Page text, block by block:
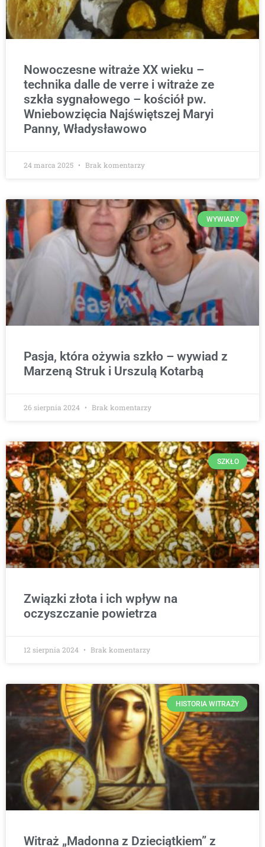
Nowoczesne witraże XX wieku –
technika dalle de verre i witraże ze
szkła sygnałowego – kościół pw.
Wniebowzięcia Najświętszej Maryi
Panny, Władysławowo
24 marca 2025 Brak komentarzy
WYWIADY
Pasja, która ożywia szkło – wywiad z
Marzeną Struk i Urszulą Kotarbą
26 sierpnia 2024 Brak komentarzy
SZKŁO
Związki złota i ich wpływ na
oczyszczanie powietrza
12 sierpnia 2024 Brak komentarzy
HISTORIA WITRAŻY
Witraż „Madonna z Dzieciątkiem” z